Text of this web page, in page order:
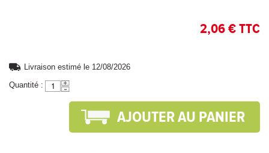
2,06 € TTC
Livraison estimé le 12/08/2026
Quantité :